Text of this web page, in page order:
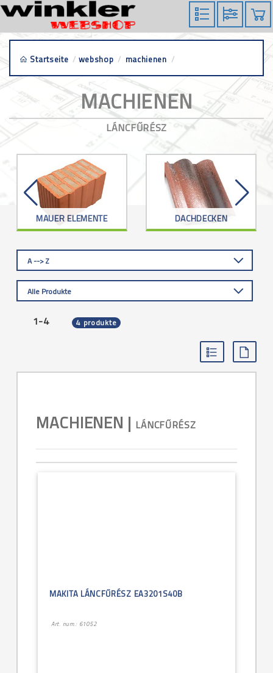
Startseite / webshop / machienen /
MACHIENEN
LÁNCFŰRÉSZ
MAUER ELEMENTE DACHDECKEN
A --> Z
Alle Produkte
1-4 4 produkte
MACHIENEN | LÁNCFŰRÉSZ
MAKITA LÁNCFŰRÉSZ EA3201S40B
Art. num.: 61052